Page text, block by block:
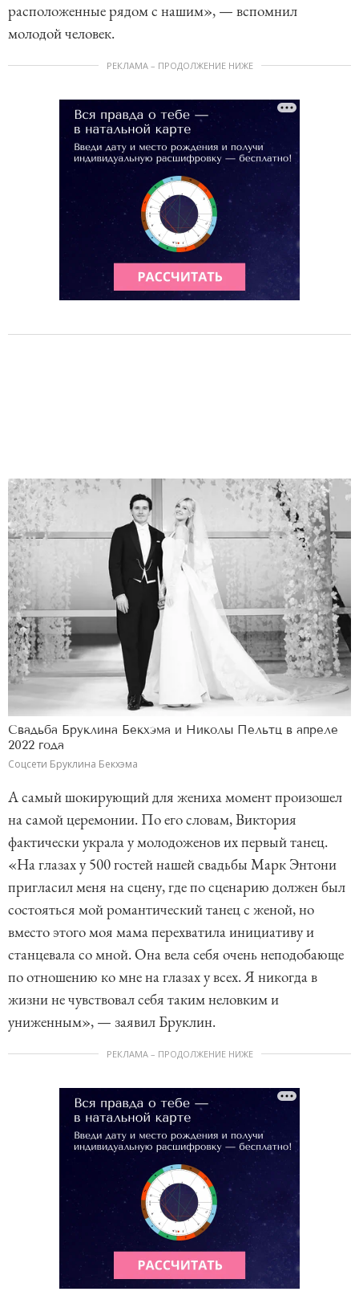
расположенные рядом с нашим», — вспомнил
молодой человек.
РЕКЛАМА – ПРОДОЛЖЕНИЕ НИЖЕ
Свадьба Бруклина Бекхэма и Николы Пельтц в апреле
2022 года
Соцсети Бруклина Бекхэма
А самый шокирующий для жениха момент произошел
на самой церемонии. По его словам, Виктория
фактически украла у молодоженов их первый танец.
«На глазах у 500 гостей нашей свадьбы Марк Энтони
пригласил меня на сцену, где по сценарию должен был
состояться мой романтический танец с женой, но
вместо этого моя мама перехватила инициативу и
станцевала со мной. Она вела себя очень неподобающе
по отношению ко мне на глазах у всех. Я никогда в
жизни не чувствовал себя таким неловким и
униженным», — заявил Бруклин.
РЕКЛАМА – ПРОДОЛЖЕНИЕ НИЖЕ